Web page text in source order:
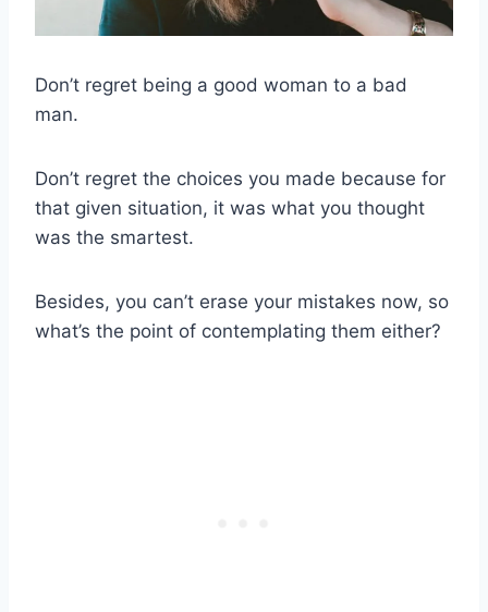
Don’t regret being a good woman to a bad
man.
Don’t regret the choices you made because for
that given situation, it was what you thought
was the smartest.
Besides, you can’t erase your mistakes now, so
what’s the point of contemplating them either?